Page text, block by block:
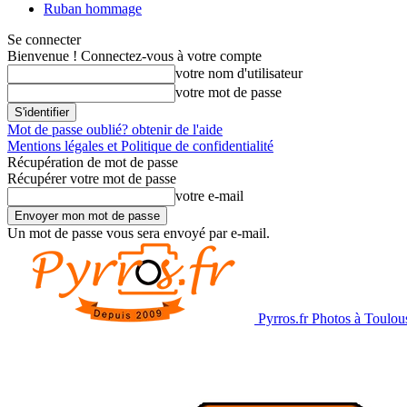
Ruban hommage
Se connecter
Bienvenue ! Connectez-vous à votre compte
votre nom d'utilisateur
votre mot de passe
Mot de passe oublié? obtenir de l'aide
Mentions légales et Politique de confidentialité
Récupération de mot de passe
Récupérer votre mot de passe
votre e-mail
Un mot de passe vous sera envoyé par e-mail.
Pyrros.fr Photos à